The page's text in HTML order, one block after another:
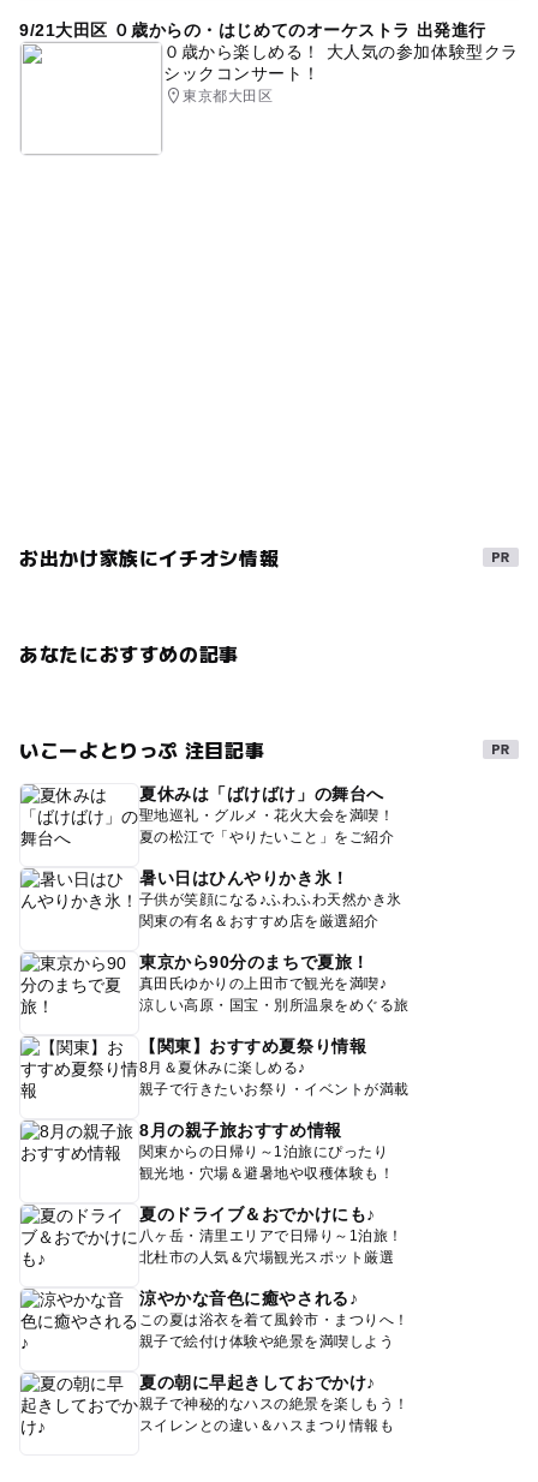
9/21大田区 ０歳からの・はじめてのオーケストラ 出発進行
０歳から楽しめる！ 大人気の参加体験型クラ
シックコンサート！
東京都大田区
お出かけ家族にイチオシ情報
あなたにおすすめの記事
いこーよとりっぷ 注目記事
夏休みは「ばけばけ」の舞台へ
聖地巡礼・グルメ・花火大会を満喫！
夏の松江で「やりたいこと」をご紹介
暑い日はひんやりかき氷！
子供が笑顔になる♪ふわふわ天然かき氷
関東の有名＆おすすめ店を厳選紹介
東京から90分のまちで夏旅！
真田氏ゆかりの上田市で観光を満喫♪
涼しい高原・国宝・別所温泉をめぐる旅
【関東】おすすめ夏祭り情報
8月＆夏休みに楽しめる♪
親子で行きたいお祭り・イベントが満載
8月の親子旅おすすめ情報
関東からの日帰り～1泊旅にぴったり
観光地・穴場＆避暑地や収穫体験も！
夏のドライブ＆おでかけにも♪
八ヶ岳・清里エリアで日帰り～1泊旅！
北杜市の人気＆穴場観光スポット厳選
涼やかな音色に癒やされる♪
この夏は浴衣を着て風鈴市・まつりへ！
親子で絵付け体験や絶景を満喫しよう
夏の朝に早起きしておでかけ♪
親子で神秘的なハスの絶景を楽しもう！
スイレンとの違い＆ハスまつり情報も